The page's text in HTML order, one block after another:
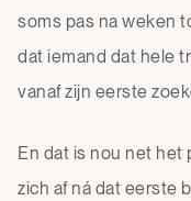
soms pas na weken
dat iemand dat hele
vanaf zijn eerste
En dat is nou net het
zich af ná dat eerste